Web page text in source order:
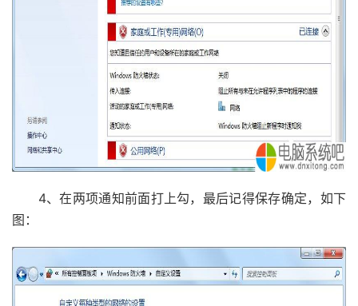
4、在两项通知前面打上勾，最后记得保存确定，如下
图：